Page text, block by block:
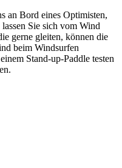
an Bord eines Optimisten,
Sie sich vom Wind
gerne gleiten, können die
beim Windsurfen
Stand-up-Paddle testen